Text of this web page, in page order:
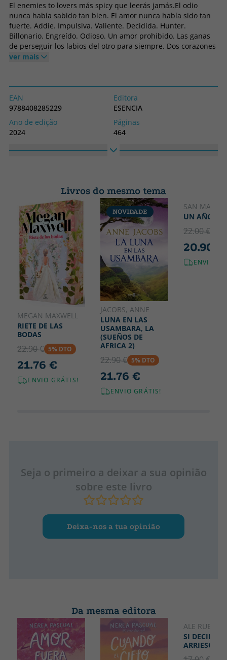
El enemies to lovers más spicy que leerás jamás.El odio
nunca había sabido tan bien. El amor nunca había sido tan
fuerte. Addie. Impulsiva. Valiente. Decidida. Hunter.
Billonario. Engreído. Odioso. Un amor prohibido. Las ganas
de perseguir los labios del otro para siempre. Dos corazones
que piensan saltarse todas las reglas. Estarán juntos aunque
ver mais
EAN
9788408285229
Editora
ESENCIA
Ano de edição
2024
Páginas
464
Idioma
Contemporánea
Largura
150
Livros do mesmo tema
MEGAN MAXWELL
RIETE DE LAS
BODAS
22.90 € 5% DTO
21.76 €
ENVIO GRÁTIS!
NOVIDADE
JACOBS, ANNE
LUNA EN LAS
USAMBARA, LA
(SUEÑOS DE
AFRICA 2)
22.90 € 5% DTO
21.76 €
ENVIO GRÁTIS!
SAN
UN AÑO Y
22.00 €
20.90 €
ENVIO
Seja o primeiro a deixar a sua opinião
sobre este livro
Deixa-nos a tua opinião
Da mesma editora
ALE RUBIO
SI DECIDO